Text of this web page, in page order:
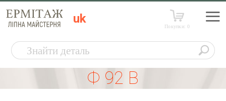
uk
Покупки:0
Ф 92 В